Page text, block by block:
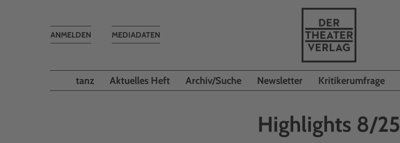
MEDIADATEN
Toggle
ANMELDEN
tanz Aktuelles Heft Archiv/Suche Newsletter Kritikerumfrage
Highlights 8/25